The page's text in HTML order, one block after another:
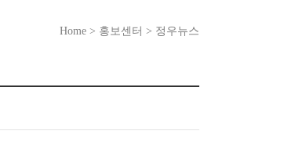
Home > 홍보센터 > 정우뉴스